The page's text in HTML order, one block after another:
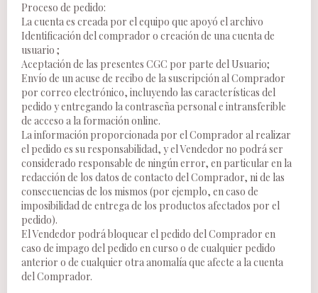
Proceso de pedido:
La cuenta es creada por el equipo que apoyó el archivo
Identificación del comprador o creación de una cuenta de
usuario ;
Aceptación de las presentes CGC por parte del Usuario;
Envío de un acuse de recibo de la suscripción al Comprador
por correo electrónico, incluyendo las características del
pedido y entregando la contraseña personal e intransferible
de acceso a la formación online.
La información proporcionada por el Comprador al realizar
el pedido es su responsabilidad, y el Vendedor no podrá ser
considerado responsable de ningún error, en particular en la
redacción de los datos de contacto del Comprador, ni de las
consecuencias de los mismos (por ejemplo, en caso de
imposibilidad de entrega de los productos afectados por el
pedido).
El Vendedor podrá bloquear el pedido del Comprador en
caso de impago del pedido en curso o de cualquier pedido
anterior o de cualquier otra anomalía que afecte a la cuenta
del Comprador.